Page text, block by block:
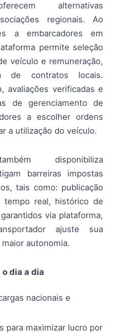
alternativas
regionais. Ao
a embarcadores em
permite seleção
veículo e remuneração,
de contratos locais.
avaliações verificadas e
de gerenciamento de
a escolher ordens
a utilização do veículo.
disponibiliza
barreiras impostas
tais como: publicação
real, histórico de
via plataforma,
ajuste sua
autonomia.
dia a dia
nacionais e
para maximizar lucro por